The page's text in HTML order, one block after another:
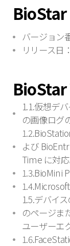
バージョン
リリース日
BioStar
1.1.仮想デ
の画像ログ
よび
Time に対応
1.3.BioMini
1.5.デバイ
のページま
ユーザーエ